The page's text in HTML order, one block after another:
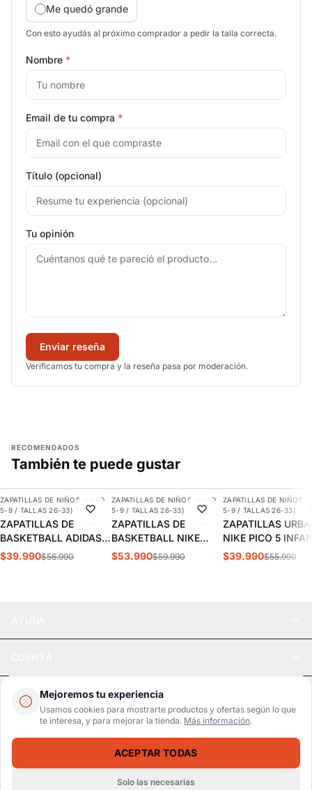
Mejoremos tu experiencia
Usamos cookies para mostrarte productos y ofertas según lo que
te interesa, y para mejorar la tienda. Más información.
ACEPTAR TODAS
Solo las necesarias
Me quedó grande
Con esto ayudás al próximo comprador a pedir la talla correcta.
Nombre *
Email de tu compra *
Título (opcional)
Tu opinión
Enviar reseña
Verificamos tu compra y la reseña pasa por moderación.
RECOMENDADOS
También te puede gustar
-30%
AGREGAR
ZAPATILLAS DE NIÑOS (EDAD
5-9 / TALLAS 26-33)
ZAPATILLAS DE
BASKETBALL ADIDAS
CROSS EM UP 5K
$39.990$56.990
-10%
AGREGAR
ZAPATILLAS DE NIÑOS (EDAD
5-9 / TALLAS 26-33)
ZAPATILLAS DE
BASKETBALL NIKE
TEAM HUSTLE D 12 PS
$53.990$59.990
-29%
ZAPATILLAS DE NIÑOS
5-9 / TALLAS 26-33)
ZAPATILLAS
NIKE PICO 5
AR4161-100
$39.990$55.990
SANDALIAS RIDER VU3180 INFANTIL | GR-RI-11768
LEGAL
Pago seguro SSL / Datos protegidos
Realsport © 2026
WebPay MercadoPago Tarjetas